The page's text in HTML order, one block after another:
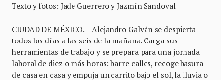
Texto y fotos: Jade Guerrero y Jazmín Sandoval
CIUDAD DE MÉXICO. – Alejandro Galván se despierta
todos los días a las seis de la mañana. Carga sus
herramientas de trabajo y se prepara para una jornada
laboral de diez o más horas: barre calles, recoge basura
de casa en casa y empuja un carrito bajo el sol, la lluvia o